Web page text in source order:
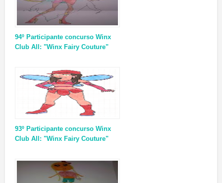
94º Participante concurso Winx
Club All: "Winx Fairy Couture"
93º Participante concurso Winx
Club All: "Winx Fairy Couture"